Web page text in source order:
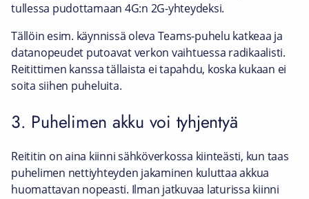
tullessa pudottamaan 4G:n 2G-yhteydeksi.
Tällöin esim. käynnissä oleva Teams-puhelu katkeaa ja
datanopeudet putoavat verkon vaihtuessa radikaalisti.
Reitittimen kanssa tällaista ei tapahdu, koska kukaan ei
soita siihen puheluita.
3. Puhelimen akku voi tyhjentyä
Reititin on aina kiinni sähköverkossa kiinteästi, kun taas
puhelimen nettiyhteyden jakaminen kuluttaa akkua
huomattavan nopeasti. Ilman jatkuvaa laturissa kiinni